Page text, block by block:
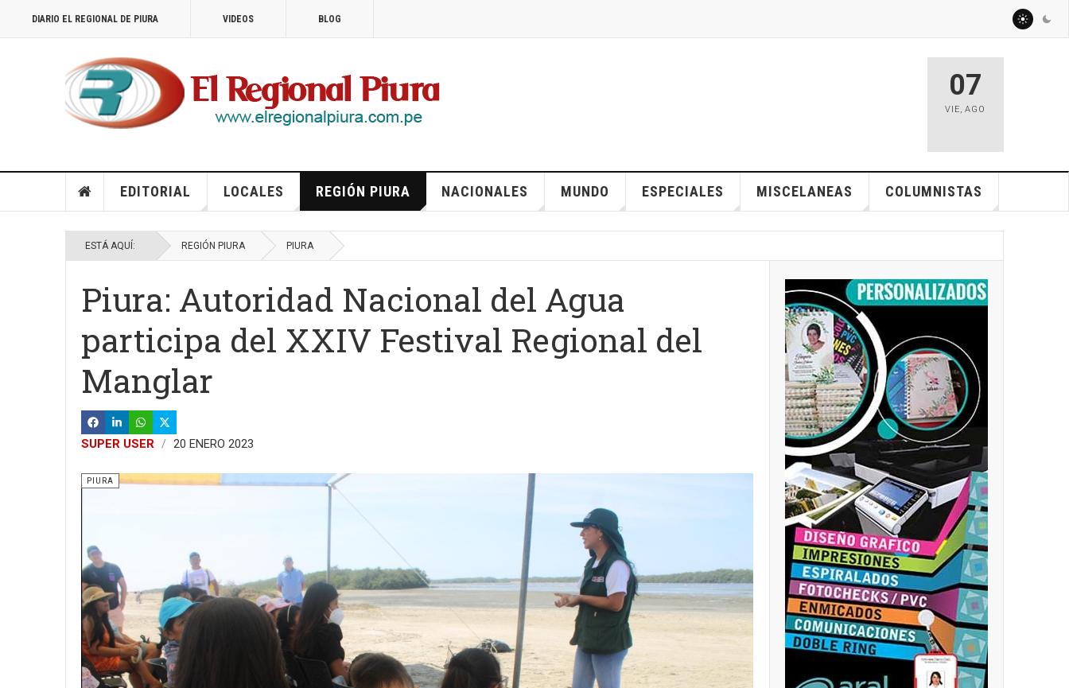
DIARIO EL REGIONAL DE PIURA VIDEOS BLOG
07
VIE,AGO
EDITORIAL LOCALES REGIÓN PIURA NACIONALES MUNDO ESPECIALES MISCELANEAS COLUMNISTAS
ESTÁ AQUÍ: REGIÓN PIURA PIURA
Piura: Autoridad Nacional del Agua
participa del XXIV Festival Regional del
Manglar
SUPER USER 20 ENERO 2023
PIURA